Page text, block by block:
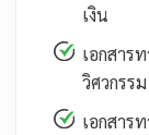
เงิน
เอกสาร
วิศวกรรม
เอกสาร